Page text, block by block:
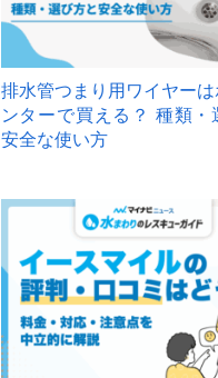
排水管つまり用ワイヤー
ンターで買える？ 種類・
安全な使い方